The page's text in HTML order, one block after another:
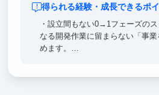
得られる経験・成長できるポ
・設立間もない0→1フェーズの
なる開発作業に留まらない「事
めます。